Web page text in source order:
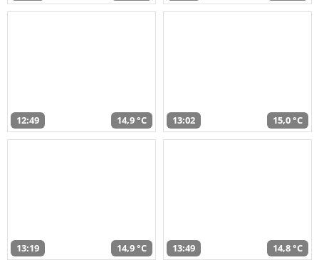
12:49 14,9 °C 13:02 15,0 °C
13:19 14,9 °C 13:49 14,8 °C